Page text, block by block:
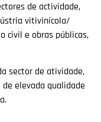
de actividade,
vitivinícola/
civil e obras públicas,
sector de atividade,
elevada qualidade